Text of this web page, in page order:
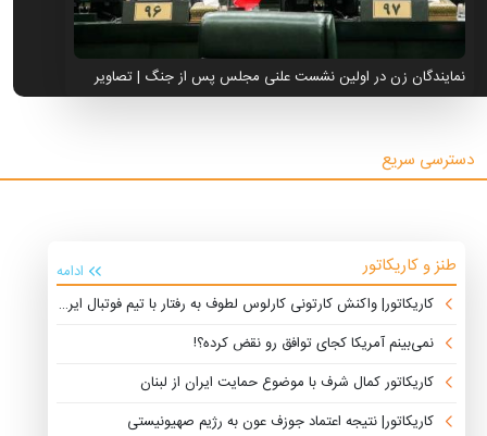
نمایندگان زن در اولین نشست علنی مجلس پس از جنگ | تصاویر
دسترسی سریع
طنز و کاریکاتور
ادامه
کاریکاتور| واکنش کارتونی کارلوس لطوف به رفتار با تیم فوتبال ایران
نمی‌بینم آمریکا کجای توافق رو نقض کرده؟!
کاریکاتور کمال شرف با موضوع حمایت ایران از لبنان
کاریکاتور| نتیجه اعتماد جوزف عون به رژیم صهیونیستی